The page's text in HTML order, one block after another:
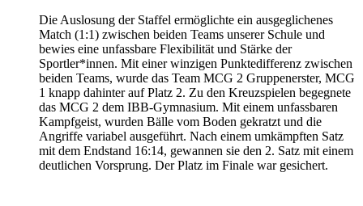
Die Auslosung der Staffel ermöglichte ein ausgeglichenes
Match (1:1) zwischen beiden Teams unserer Schule und
bewies eine unfassbare Flexibilität und Stärke der
Sportler*innen. Mit einer winzigen Punktedifferenz zwischen
beiden Teams, wurde das Team MCG 2 Gruppenerster, MCG
1 knapp dahinter auf Platz 2. Zu den Kreuzspielen begegnete
das MCG 2 dem IBB-Gymnasium. Mit einem unfassbaren
Kampfgeist, wurden Bälle vom Boden gekratzt und die
Angriffe variabel ausgeführt. Nach einem umkämpften Satz
mit dem Endstand 16:14, gewannen sie den 2. Satz mit einem
deutlichen Vorsprung. Der Platz im Finale war gesichert.